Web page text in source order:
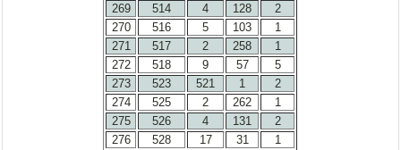
269
514 4 128
2
270
516 5 103
1
271
517 2 258
1
272
518 9 57
5
273
523 521 1
2
274
525 2 262
1
275
526 4 131
2
276
528 17 31
1